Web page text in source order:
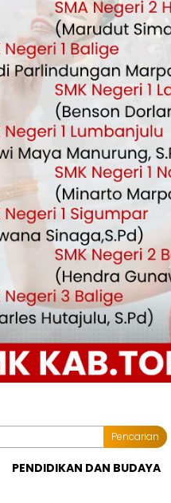
Pencarian
PENDIDIKAN DAN BUDAYA